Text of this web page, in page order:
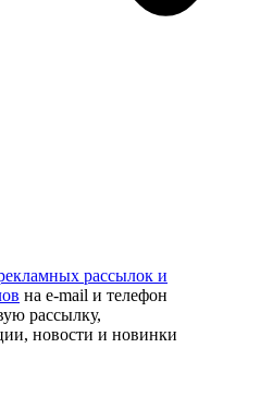
рассылок и
на e‑mail и телефон
рассылку,
новости и новинки